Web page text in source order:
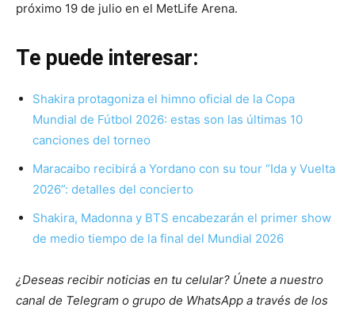
próximo 19 de julio en el MetLife Arena.
Te puede interesar:
Shakira protagoniza el himno oficial de la Copa
Mundial de Fútbol 2026: estas son las últimas 10
canciones del torneo
Maracaibo recibirá a Yordano con su tour “Ida y Vuelta
2026”: detalles del concierto
Shakira, Madonna y BTS encabezarán el primer show
de medio tiempo de la final del Mundial 2026
¿Deseas recibir noticias en tu celular? Únete a nuestro
canal de Telegram o grupo de WhatsApp a través de los